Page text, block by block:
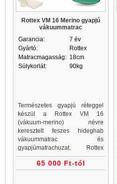
Rottex VM 16 Merino gyapjú
vákuummatrac
Garancia:
7 év
Gyártó:
Rottex
Matracmagasság: 18cm
Súlykorlát:
90kg
Természetes gyapjú réteggel
készül a Rottex VM 16
(vákuum-merino) névre
keresztelt feszes hideghab
vákuummatrac és
gyapjúmatrachuzat. Rottex
matracok, vákuummatrac
webáruház és vákuummatrac
65 000 Ft-tól